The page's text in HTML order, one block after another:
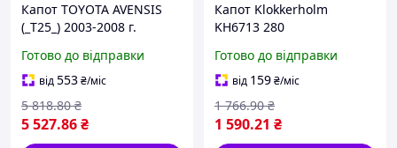
Капот TOYOTA AVENSIS
(_T25_) 2003-2008 г.
Готово до відправки
від553₴/міс
5 527.86₴
5 818.80 ₴
Капот Klokkerholm
KH6713 280
Готово до відправки
від 159₴/міс
1 590.21 ₴
1 766.90 ₴